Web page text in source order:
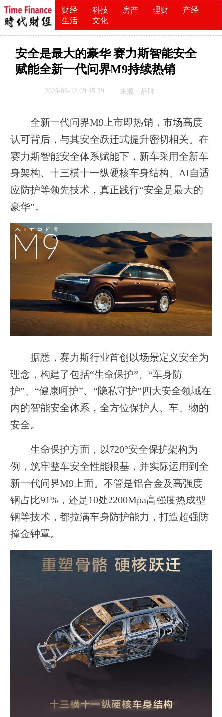
财经 科技 房产 理财
产经
生活
文化
安全是最大的豪华 赛力斯智能安全
赋能全新一代问界M9持续热销
2026-06-12 09:45:29 来源：品牌
全新一代问界M9上市即热销，市场高度
认可背后，与其安全跃迁式提升密切相关。在
赛力斯智能安全体系赋能下，新车采用全新车
身架构、十三横十一纵硬核车身结构、AI自适
应防护等领先技术，真正践行“安全是最大的
豪华”。
据悉，赛力斯行业首创以场景定义安全为
理念，构建了包括“生命保护”、“车身防
护”、“健康呵护”、“隐私守护”四大安全领域在
内的智能安全体系，全方位保护人、车、物的
安全。
生命保护方面，以720°安全保护架构为
例，筑牢整车安全性能根基，并实际运用到全
新一代问界M9上面。不管是铝合金及高强度
钢占比91%，还是10处2200Mpa高强度热成型
钢等技术，都拉满车身防护能力，打造超强防
撞金钟罩。